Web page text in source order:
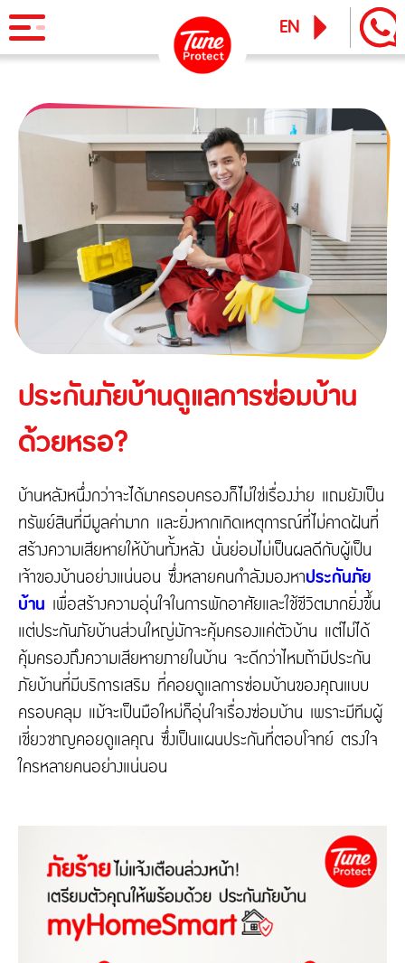
Product
Personal Insurance
Travel Insurance
TuneTravel International Travel Insurance
Business Insurance
Contractor/Erection All Risks Insurance
Contractor's Plant All Risks Insurance
Industrial All Risks Insurance
Business Interruption
Marine and Transportation Insurance
Fire Insurance
News & Activity
Services
Tune Care
Tune Connect
Lounge Pass
Claims Service
Blog
Contact Us
About Tune Protect
About Tune Protect
Company Profile
Corporate Governance
Annual Report
Financials & Investments
EN
ประกันภัยบ้านดูแลการซ่อมบ้าน
ด้วยหรอ?
บ้านหลังหนึ่งกว่าจะได้มาครอบครองก็ไม่ใช่เรื่องง่าย แถมยังเป็น
ทรัพย์สินที่มีมูลค่ามาก และยิ่งหากเกิดเหตุการณ์ที่ไม่คาดฝันที่
สร้างความเสียหายให้บ้านทั้งหลัง นั่นย่อมไม่เป็นผลดีกับผู้เป็น
เจ้าของบ้านอย่างแน่นอน ซึ่งหลายคนกำลังมองหาประกันภัย
บ้าน เพื่อสร้างความอุ่นใจในการพักอาศัยและใช้ชีวิตมากยิ่งขึ้น
แต่ประกันภัยบ้านส่วนใหญ่มักจะคุ้มครองแค่ตัวบ้าน แต่ไม่ได้
คุ้มครองถึงความเสียหายภายในบ้าน จะดีกว่าไหมถ้ามีประกัน
ภัยบ้านที่มีบริการเสริม ที่คอยดูแลการซ่อมบ้านของคุณแบบ
ครอบคลุม แม้จะเป็นมือใหม่ก็อุ่นใจเรื่องซ่อมบ้าน เพราะมีทีมผู้
เชี่ยวชาญคอยดูแลคุณ ซึ่งเป็นแผนประกันที่ตอบโจทย์ ตรงใจ
ใครหลายคนอย่างแน่นอน